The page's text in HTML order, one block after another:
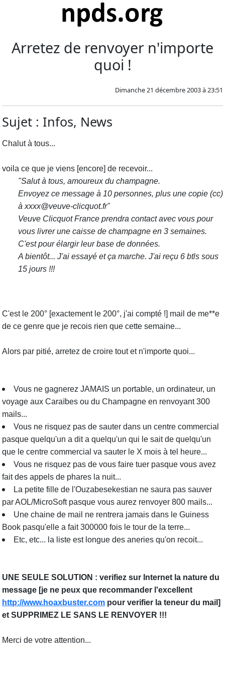
Arretez de renvoyer n'importe
quoi !
Dimanche 21 décembre 2003 à 23:51
Sujet : Infos, News
Chalut à tous...
voila ce que je viens [encore] de recevoir...
"Salut à tous, amoureux du champagne.
Envoyez ce message à 10 personnes, plus une copie (cc)
à xxxx@veuve-clicquot.fr"
Veuve Clicquot France prendra contact avec vous pour
vous livrer une caisse de champagne en 3 semaines.
C'est pour élargir leur base de données.
A bientôt... J'ai essayé et ça marche. J'ai reçu 6 btls sous
15 jours !!!
C'est le 200° [exactement le 200°, j'ai compté !] mail de me**e
de ce genre que je recois rien que cette semaine...
Alors par pitié, arretez de croire tout et n'importe quoi...
Vous ne gagnerez JAMAIS un portable, un ordinateur, un
voyage aux Caraïbes ou du Champagne en renvoyant 300
mails...
Vous ne risquez pas de sauter dans un centre commercial
pasque quelqu'un a dit a quelqu'un qui le sait de quelqu'un
que le centre commercial va sauter le X mois à tel heure...
Vous ne risquez pas de vous faire tuer pasque vous avez
fait des appels de phares la nuit...
La petite fille de l'Ouzabesekestian ne saura pas sauver
par AOL/MicroSoft pasque vous aurez renvoyer 800 mails...
Une chaine de mail ne rentrera jamais dans le Guiness
Book pasqu'elle a fait 300000 fois le tour de la terre...
Etc, etc... la liste est longue des aneries qu'on recoit...
UNE SEULE SOLUTION : verifiez sur Internet la nature du
message [je ne peux que recommander l'excellent
http://www.hoaxbuster.com pour verifier la teneur du mail]
et SUPPRIMEZ LE SANS LE RENVOYER !!!
Merci de votre attention...